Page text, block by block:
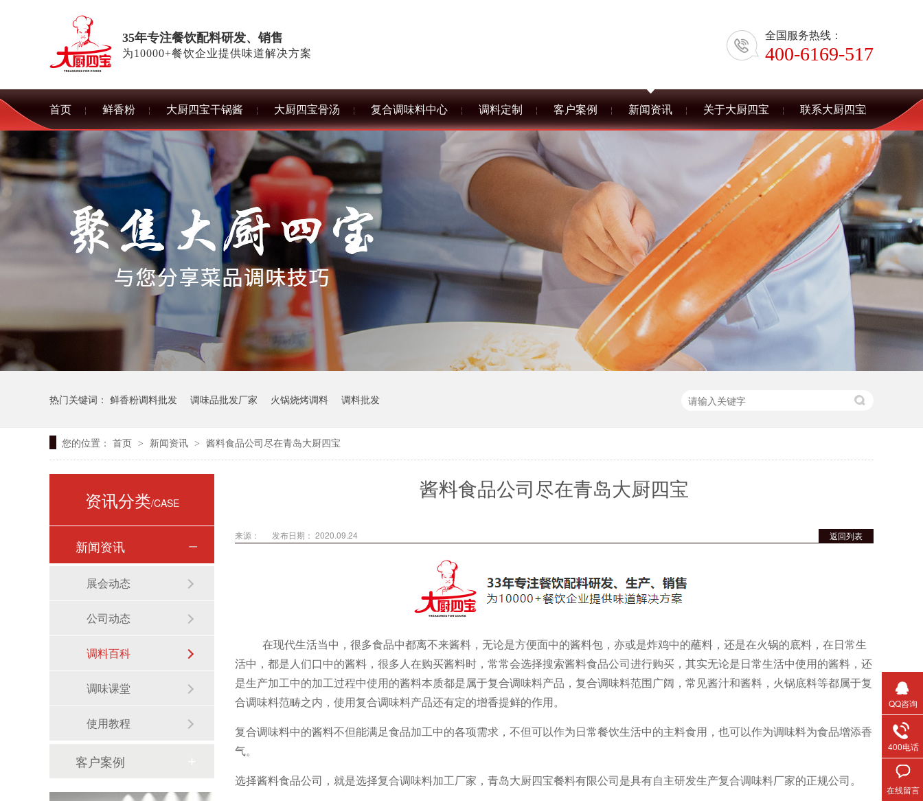
35年专注餐饮配料研发、销售
为10000+餐饮企业提供味道解决方案
全国服务热线：
400-6169-517
首页 鲜香粉 大厨四宝干锅酱 大厨四宝骨汤 复合调味料中心 调料定制 客户案例 新闻资讯 关于大厨四宝 联系大厨四宝
热门关键词： 鲜香粉调料批发 调味品批发厂家 火锅烧烤调料 调料批发
您的位置： 首页 > 新闻资讯 > 酱料食品公司尽在青岛大厨四宝
酱料食品公司尽在青岛大厨四宝
返回列表
来源： 发布日期： 2020.09.24
在现代生活当中，很多食品中都离不来酱料，无论是方便面中的酱料包，亦或是炸鸡中的蘸料，还是在火锅的底料，在日常生
活中，都是人们口中的酱料，很多人在购买酱料时，常常会选择搜索酱料食品公司进行购买，其实无论是日常生活中使用的酱料，还
是生产加工中的加工过程中使用的酱料本质都是属于复合调味料产品，复合调味料范围广阔，常见酱汁和酱料，火锅底料等都属于复
合调味料范畴之内，使用复合调味料产品还有定的增香提鲜的作用。
复合调味料中的酱料不但能满足食品加工中的各项需求，不但可以作为日常餐饮生活中的主料食用，也可以作为调味料为食品增添香
气。
选择酱料食品公司，就是选择复合调味料加工厂家，青岛大厨四宝餐料有限公司是具有自主研发生产复合调味料厂家的正规公司。
资讯分类/CASE
新闻资讯
展会动态
公司动态
调料百科
调味课堂
使用教程
客户案例
QQ咨询
400电话
在线留言